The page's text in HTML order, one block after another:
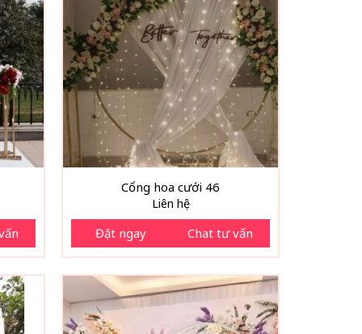
Cổng hoa cưới 46
Liên hệ
Đặt ngay Chat tư vấn